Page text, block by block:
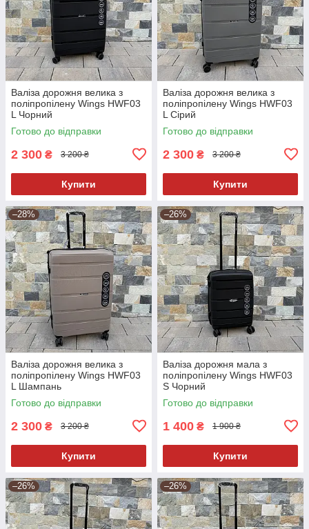
Валіза дорожня велика з
поліпропілену Wings HWF03
L Чорний
Готово до відправки
2 300 ₴ 3 200 ₴
Купити
Валіза дорожня велика з
поліпропілену Wings HWF03
L Сірий
Готово до відправки
2 300 ₴ 3 200 ₴
Купити
–28%
Валіза дорожня велика з
поліпропілену Wings HWF03
L Шампань
Готово до відправки
2 300 ₴ 3 200 ₴
Купити
–26%
Валіза дорожня мала з
поліпропілену Wings HWF03
S Чорний
Готово до відправки
1 400 ₴ 1 900 ₴
Купити
–26% –26%